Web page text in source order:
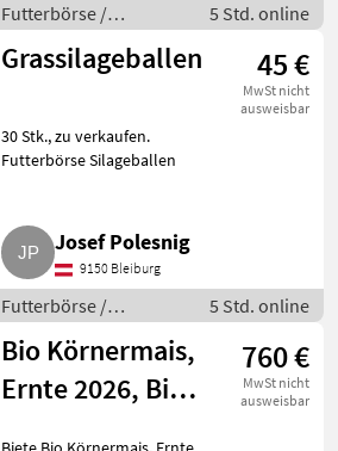
Futterbörse /
Silageballen
5 Std. online
Grassilageballen 45 €
MwSt nicht
ausweisbar
30 Stk., zu verkaufen.
Futterbörse Silageballen
Josef Polesnig
9150 Bleiburg
Futterbörse /
Silageballen
5 Std. online
Bio Körnermais,
Ernte 2026, Bio
760 €
MwSt nicht
ausweisbar